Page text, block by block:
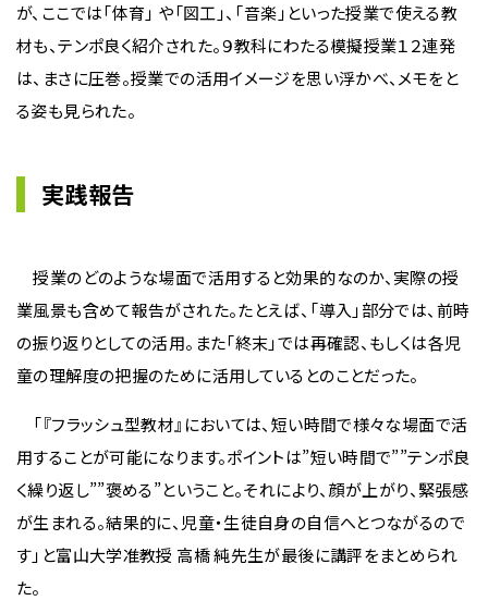
が、ここでは「体育」 や「図工」、「音楽」といった授業で使える教
材も、テンポ良く紹介された。９教科にわたる模擬授業１２連発
は、まさに圧巻。授業での活用イメージを思い浮かべ、メモをと
る姿も見られた。
実践報告
授業のどのような場面で活用すると効果的なのか、実際の授
業風景も含めて報告がされた。たとえば、「導入」部分では、前時
の振り返りとしての活用。また「終末」では再確認、もしくは各児
童の理解度の把握のために活用しているとのことだった。
「『フラッシュ型教材』においては、短い時間で様々な場面で活
用することが可能になります。ポイントは”短い時間で””テンポ良
く繰り返し””褒める”ということ。それにより、顔が上がり、緊張感
が生まれる。結果的に、児童・生徒自身の自信へとつながるので
す」と富山大学准教授 高橋 純先生が最後に講評をまとめられ
た。